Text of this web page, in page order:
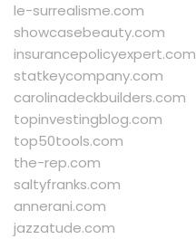
le-surrealisme.com
showcasebeauty.com
insurancepolicyexpert.com
statkeycompany.com
carolinadeckbuilders.com
topinvestingblog.com
top50tools.com
the-rep.com
saltyfranks.com
annerani.com
jazzatude.com